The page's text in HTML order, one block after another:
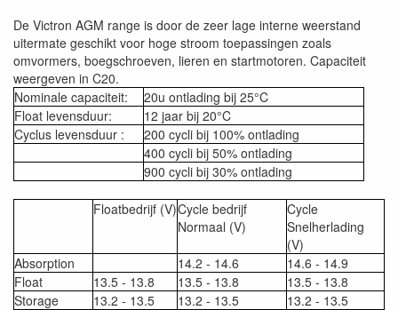
De Victron AGM range is door de zeer lage interne weerstand
uitermate geschikt voor hoge stroom toepassingen zoals
omvormers, boegschroeven, lieren en startmotoren. Capaciteit
weergeven in C20.
Nominale capaciteit:
20u ontlading bij 25°C
Float levensduur:
12 jaar bij 20°C
Cyclus levensduur :
200 cycli bij 100% ontlading
400 cycli bij 50% ontlading
900 cycli bij 30% ontlading
Floatbedrijf (V)Cycle bedrijf
Normaal (V)
Cycle
Snelherlading
(V)
Absorption
14.2 - 14.6
14.6 - 14.9
Float
13.5 - 13.8 13.5 - 13.8
13.5 - 13.8
Storage
13.2 - 13.5 13.2 - 13.5 13.2 - 13.5